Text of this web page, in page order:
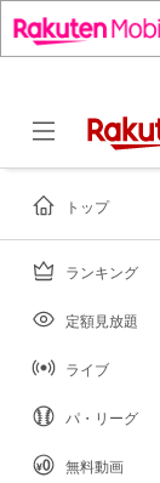
トップ
ランキング
定額見放題
ライブ
パ・リーグ
無料動画